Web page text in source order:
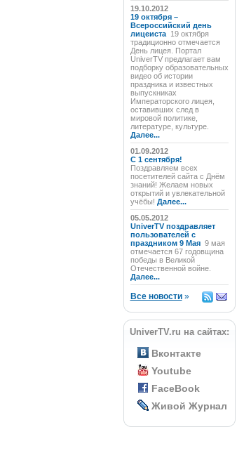
19.10.2012
19 октября –
Всероссийский день
лицеиста 19 октября
традиционно отмечается
День лицея. Портал
UniverTV предлагает вам
подборку образовательных
видео об истории
праздника и известных
выпускниках
Императорского лицея,
оставивших след в
мировой политике,
литературе, культуре.
Далее...
01.09.2012
C 1 сентября!
Поздравляем всех
посетителей сайта с Днём
знаний! Желаем новых
открытий и увлекательной
учёбы! Далее...
05.05.2012
UniverTV поздравляет
пользователей с
праздником 9 Мая 9 мая
отмечается 67 годовщина
победы в Великой
Отечественной войне.
Далее...
Все новости»
UniverTV.ru на сайтах:
Вконтакте
Youtube
FaceBook
Живой Журнал